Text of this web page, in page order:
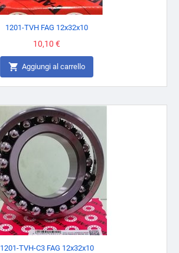
1201-TVH FAG 12x32x10
Prezzo
10,10 €
 Aggiungi al carrello
1201-TVH-C3 FAG 12x32x10